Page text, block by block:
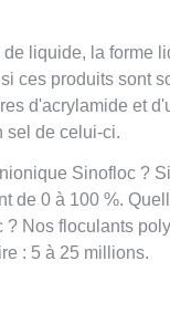
liquide, la forme
ces produits sont
d'acrylamide et
sel de celui-ci.
Sinofloc ?
de 0 à 100 %.
Nos floculants
: 5 à 25 millions.